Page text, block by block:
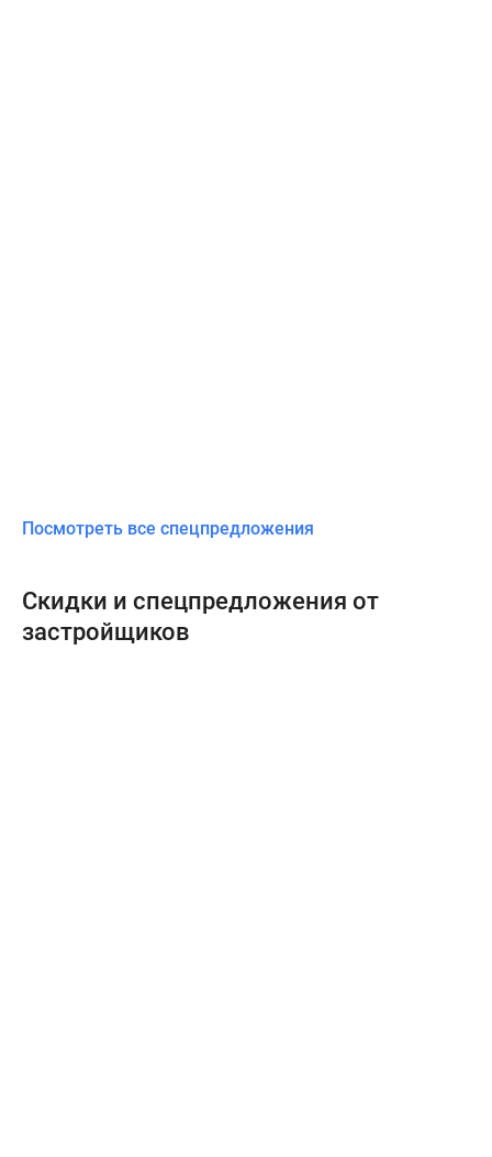
Посмотреть все спецпредложения
Скидки и спецпредложения от
застройщиков